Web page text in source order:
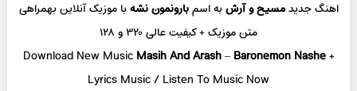
اهنگ جدیدمسیح و آرشبه اسمبارونمون نشهبا موزیک آنلاینبهمراهی
متن موزیک + کیفیت عالی ۳۲۰ و ۱۲۸
Download New Music Masih And Arash–Baronemon Nashe+
Lyrics Music / Listen To Music Now